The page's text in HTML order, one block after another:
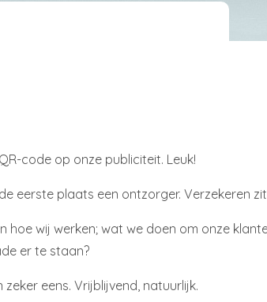
code op onze publiciteit. Leuk!
eerste plaats een ontzorger. Verzekeren
hoe wij werken; wat we doen om onze
er te staan?
eens. Vrijblijvend, natuurlijk.